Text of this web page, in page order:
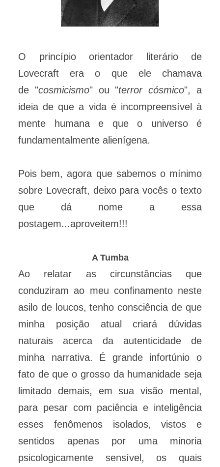
O princípio orientador literário de
Lovecraft era o que ele chamava
de "cosmicismo" ou "terror cósmico", a
ideia de que a vida é incompreensível à
mente humana e que o universo é
fundamentalmente alienígena.
Pois bem, agora que sabemos o mínimo
sobre Lovecraft, deixo para vocês o texto
que dá nome a essa
postagem...aproveitem!!!
A Tumba
Ao relatar as circunstâncias que
conduziram ao meu confinamento neste
asilo de loucos, tenho consciência de que
minha posição atual criará dúvidas
naturais acerca da autenticidade de
minha narrativa. É grande infortúnio o
fato de que o grosso da humanidade seja
limitado demais, em sua visão mental,
para pesar com paciência e inteligência
esses fenômenos isolados, vistos e
sentidos apenas por uma minoria
psicologicamente sensível, os quais